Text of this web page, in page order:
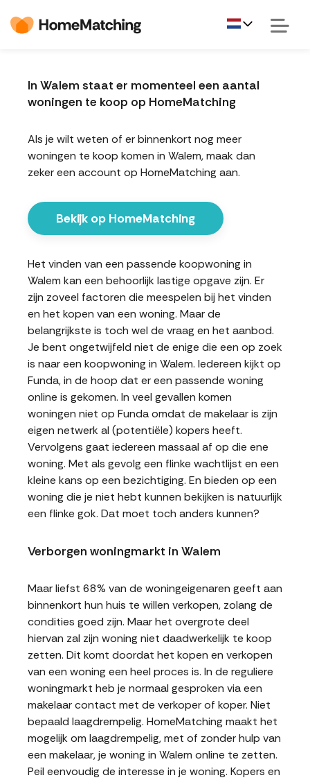
In Walem staat er momenteel een aantal
woningen te koop op HomeMatching
Als je wilt weten of er binnenkort nog meer
woningen te koop komen in Walem, maak dan
zeker een account op HomeMatching aan.
Bekijk op HomeMatching
Het vinden van een passende koopwoning in
Walem kan een behoorlijk lastige opgave zijn. Er
zijn zoveel factoren die meespelen bij het vinden
en het kopen van een woning. Maar de
belangrijkste is toch wel de vraag en het aanbod.
Je bent ongetwijfeld niet de enige die een op zoek
is naar een koopwoning in Walem. Iedereen kijkt op
Funda, in de hoop dat er een passende woning
online is gekomen. In veel gevallen komen
woningen niet op Funda omdat de makelaar is zijn
eigen netwerk al (potentiële) kopers heeft.
Vervolgens gaat iedereen massaal af op die ene
woning. Met als gevolg een flinke wachtlijst en een
kleine kans op een bezichtiging. En bieden op een
woning die je niet hebt kunnen bekijken is natuurlijk
een flinke gok. Dat moet toch anders kunnen?
Verborgen woningmarkt in Walem
Maar liefst 68% van de woningeigenaren geeft aan
binnenkort hun huis te willen verkopen, zolang de
condities goed zijn. Maar het overgrote deel
hiervan zal zijn woning niet daadwerkelijk te koop
zetten. Dit komt doordat het kopen en verkopen
van een woning een heel proces is. In de reguliere
woningmarkt heb je normaal gesproken via een
makelaar contact met de verkoper of koper. Niet
bepaald laagdrempelig. HomeMatching maakt het
mogelijk om laagdrempelig, met of zonder hulp van
een makelaar, je woning in Walem online te zetten.
Peil eenvoudig de interesse in je woning. Kopers en